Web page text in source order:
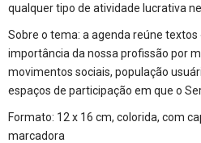
qualquer tipo de atividade lucrativa
Sobre o tema: a agenda reúne
importância da nossa profissão por
movimentos sociais, população
espaços de participação em que o
Formato: 12 x 16 cm, colorida, com
marcadora